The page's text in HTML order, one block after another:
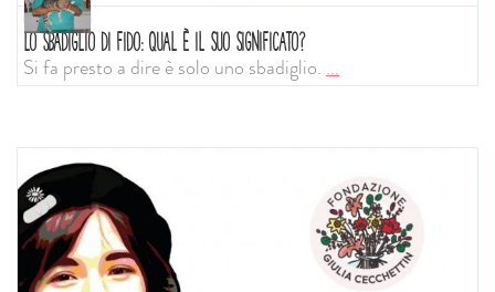
LO SBADIGLIO DI FIDO: QUAL È IL SUO SIGNIFICATO?
Si fa presto a dire è solo uno sbadiglio....